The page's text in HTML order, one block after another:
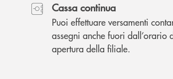
Cassa continua
Puoi effettuare versamenti
assegni anche fuori dall’orario
apertura della filiale.